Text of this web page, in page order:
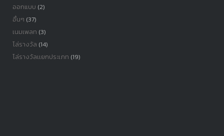
ออกแบบ (2)
อื่นๆ (37)
เนมเพลท (3)
โล่รางวัล (14)
โล่รางวัลเเยกประเภท (19)